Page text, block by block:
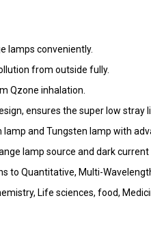
lamps conveniently.
from outside fully.
Qzone inhalation.
ensures the super low stray
and Tungsten lamp with
lamp source and dark
to Quantitative, Multi-
Life sciences, food,